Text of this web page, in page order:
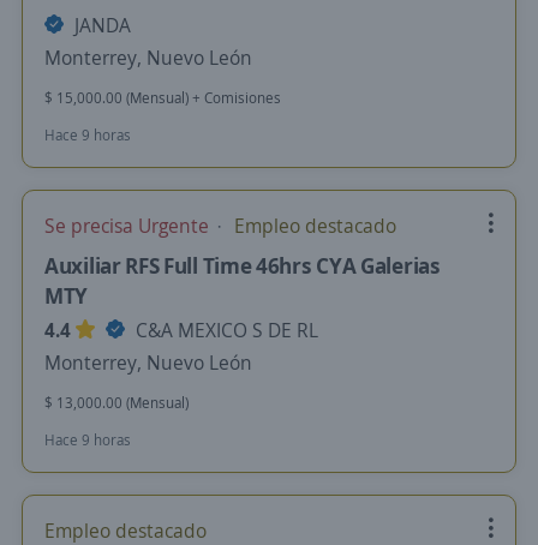
JANDA
Monterrey, Nuevo León
$ 15,000.00 (Mensual) + Comisiones
Hace 9 horas
Se precisa Urgente Empleo destacado
Auxiliar RFS Full Time 46hrs CYA Galerias
MTY
4.4
C&A MEXICO S DE RL
Monterrey, Nuevo León
$ 13,000.00 (Mensual)
Hace 9 horas
Empleo destacado